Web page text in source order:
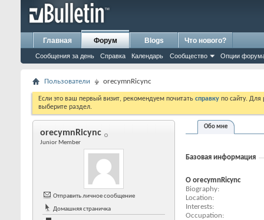
Главная Форум
Сообщения за день Справка Календарь Сообщество Опции
Blogs Что нового?
Пользователи orecymnRicync
Если это ваш первый визит, рекомендуем почитать справку по сайту.
выберите раздел.
orecymnRicync
Junior Member
Отправить личное сообщение
Домашняя страничка
Обо мне
Базовая информация
О orecymnRicync
Biography
Location
Interests
Occupation